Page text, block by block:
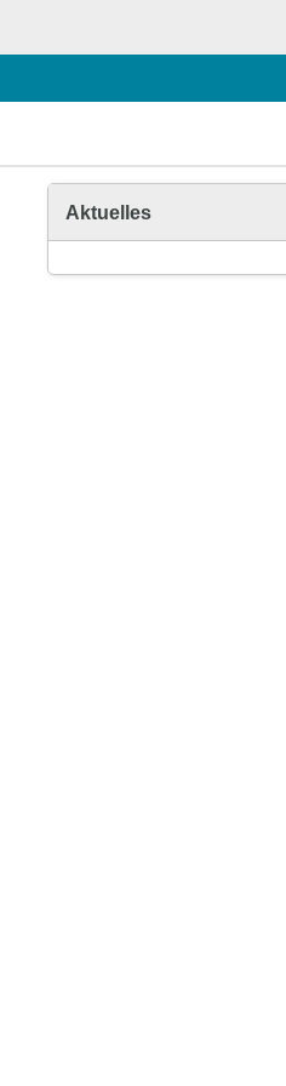
Aktuelles